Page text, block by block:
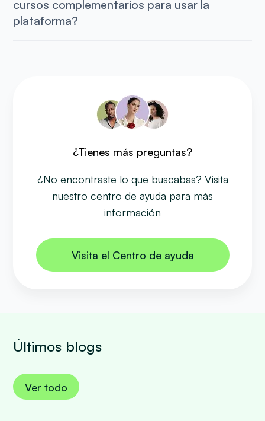
cursos complementarios para usar la
plataforma?
¿Tienes más preguntas?
¿No encontraste lo que buscabas? Visita
nuestro centro de ayuda para más
información
Visita el Centro de ayuda
Últimos blogs
Ver todo